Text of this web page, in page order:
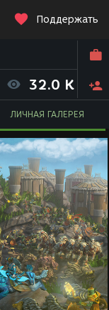
Поддержать
32.0 K
ЛИЧНАЯ ГАЛЕРЕЯ